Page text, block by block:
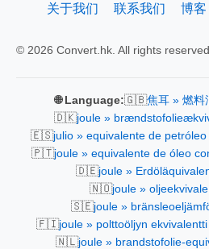
关于我们 联系我们 博客
© 2026 Convert.hk. All rights reserved.
🌐 Language:🇬🇧焦耳 » 燃料
🇩🇰joule »
🇪🇸julio » equivalente de
🇵🇹joule » equivalente de óleo
🇩🇪joule »
🇳🇴joule »
🇸🇪joule »
🇫🇮joule » polttoöljyn
🇳🇱joule » brandstofolie-